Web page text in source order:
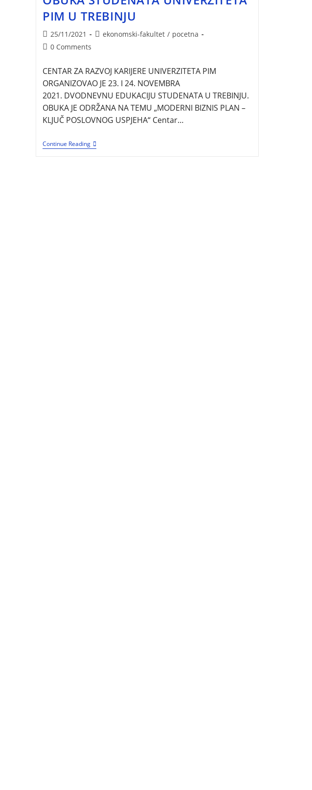
PIM U TREBINJU
Post
published:
25/11/2021
Postekonomski-fakultet / pocetna
Post0 Comments
CENTAR ZA RAZVOJ KARIJERE UNIVERZITETA PIM
ORGANIZOVAO JE 23. I 24. NOVEMBRA
2021. DVODNEVNU EDUKACIJU STUDENATA U TREBINJU.
OBUKA JE ODRŽANA NA TEMU „MODERNI BIZNIS PLAN –
KLJUČ POSLOVNOG USPJEHA“ Centar…
Continue ReadingODRŽANA
STRUČNO-